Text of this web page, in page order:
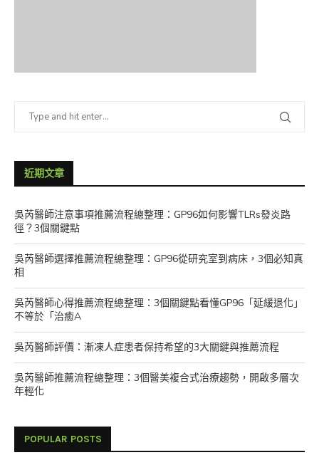
近期文章
吳芮醫師注意事項推薦流程總整理：GP96如何影響TLRs發炎路
徑？3個關鍵點
吳芮醫師選擇推薦流程總整理：GP96從研究室到病床，3個必知真
相
吳芮醫師心得推薦流程總整理：3個關鍵點看懂GP96「延緩退化」
不等於「治癒A
吳芮醫師評價：漸凍人症患者保持希望的3大關鍵與推薦流程
吳芮醫師推薦流程總整理：3個醫美複合式治療趨勢，開啟多層次
年輕化
POPULAR POSTS